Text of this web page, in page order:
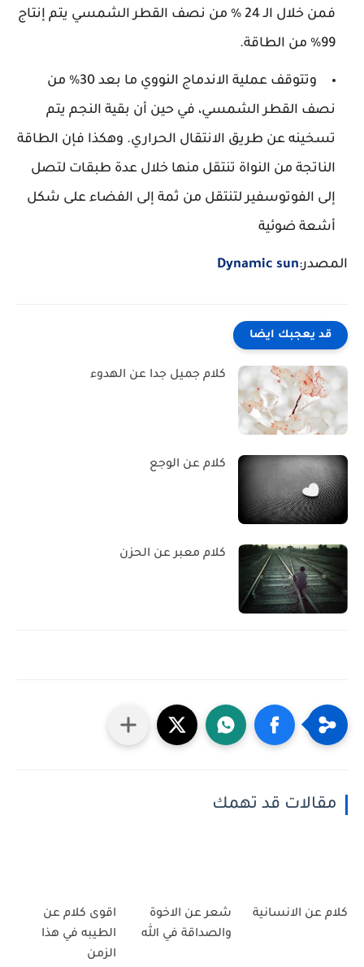
فمن خلال الـ 24 % من نصف القطر الشمسي يتم إنتاج
99% من الطاقة.
وتتوقف عملية الاندماج النووي ما بعد 30% من
نصف القطر الشمسي، في حين أن بقية النجم يتم
تسخينه عن طريق الانتقال الحراري. وهكذا فإن الطاقة
الناتجة من النواة تنتقل منها خلال عدة طبقات لتصل
إلى الفوتوسفير لتنتقل من ثمة إلى الفضاء على شكل
أشعة ضوئية
المصدر:Dynamic sun
قد يعجبك ايضا
كلام جميل جدا عن الهدوء
كلام عن الوجع
كلام معبر عن الحزن
مقالات قد تهمك
كلام عن الانسانية
شعر عن الاخوة
والصداقة في الله
اقوى كلام عن
الطيبه في هذا
الزمن